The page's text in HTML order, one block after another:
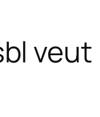
veut